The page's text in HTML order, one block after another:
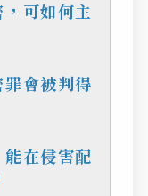
可如何主
會被判得
在侵害配